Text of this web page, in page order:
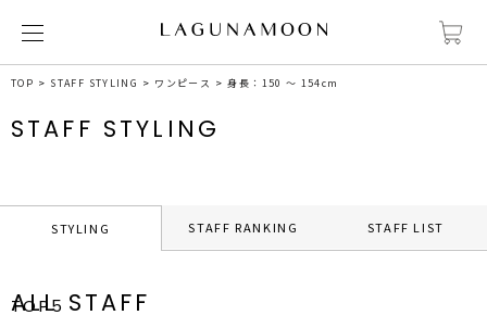
TOP STAFF STYLING ワンピース 身長：150 ～ 154cm
STAFF STYLING
STYLING STAFF RANKING STAFF LIST
TOP5
ALL STAFF